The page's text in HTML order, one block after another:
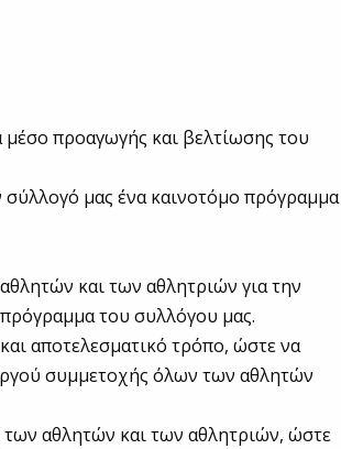
προαγωγής και βελτίωσης του
μας ένα καινοτόμο πρόγραμμα
και των αθλητριών για την
του συλλόγου μας.
αποτελεσματικό τρόπο, ώστε να
συμμετοχής όλων των αθλητών
αθλητών και των αθλητριών, ώστε